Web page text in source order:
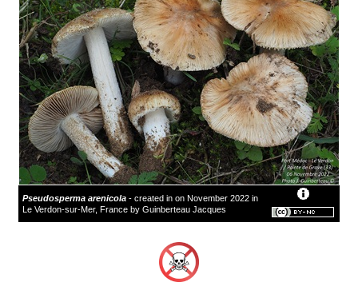
Pseudosperma arenicola - created in on November 2022 in
Le Verdon-sur-Mer, France by Guinberteau Jacques